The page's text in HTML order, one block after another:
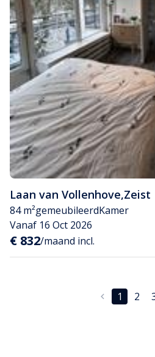
Laan van Vollenhove,Zeist
84 m²gemeubileerdKamer
Vanaf 16 Oct 2026
€ 832/maand incl.
1 2